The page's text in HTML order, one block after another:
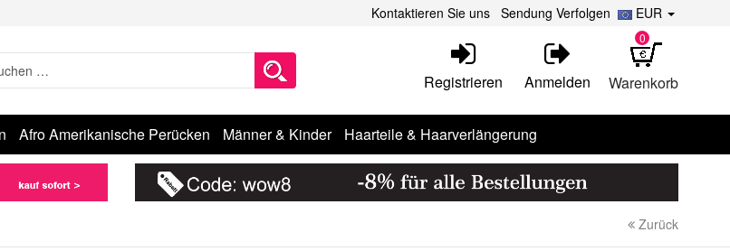
EUR
Kontaktieren Sie uns Sendung Verfolgen
Warenkorb
0
Registrieren Anmelden
Afro Amerikanische Perücken Männer & Kinder Haarteile & Haarverlängerung
Zurück